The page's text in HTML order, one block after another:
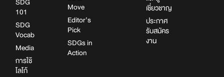
101
SDG
Vocab
Media
การใช้
โลโก้
Move
Editor’s
Pick
SDGs in
Action
เชี่ยวชาญ
ประกาศ
รับสมัคร
งาน